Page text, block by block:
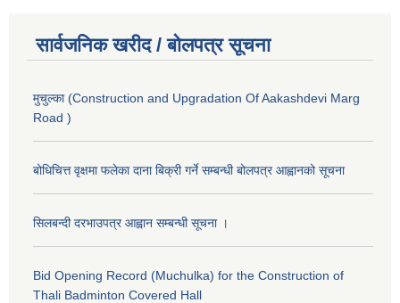
सार्वजनिक खरीद / बोलपत्र सूचना
मुचुल्का (Construction and Upgradation Of Aakashdevi Marg
Road )
बोधिचित्त वृक्षमा फलेका दाना बिक्री गर्ने सम्बन्धी बोलपत्र आह्वानको सूचना
सिलबन्दी दरभाउपत्र आह्वान सम्बन्धी सूचना ।
Bid Opening Record (Muchulka) for the Construction of
Thali Badminton Covered Hall